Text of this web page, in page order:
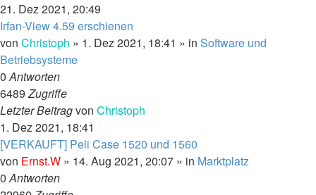
21. Dez 2021, 20:49
Irfan-View 4.59 erschienen
von Christoph » 1. Dez 2021, 18:41 » in Software und
Betriebsysteme
0Antworten
6489Zugriffe
Letzter Beitragvon Christoph
1. Dez 2021, 18:41
[VERKAUFT] Peli Case 1520 und 1560
von Ernst.W » 14. Aug 2021, 20:07 » in Marktplatz
0Antworten